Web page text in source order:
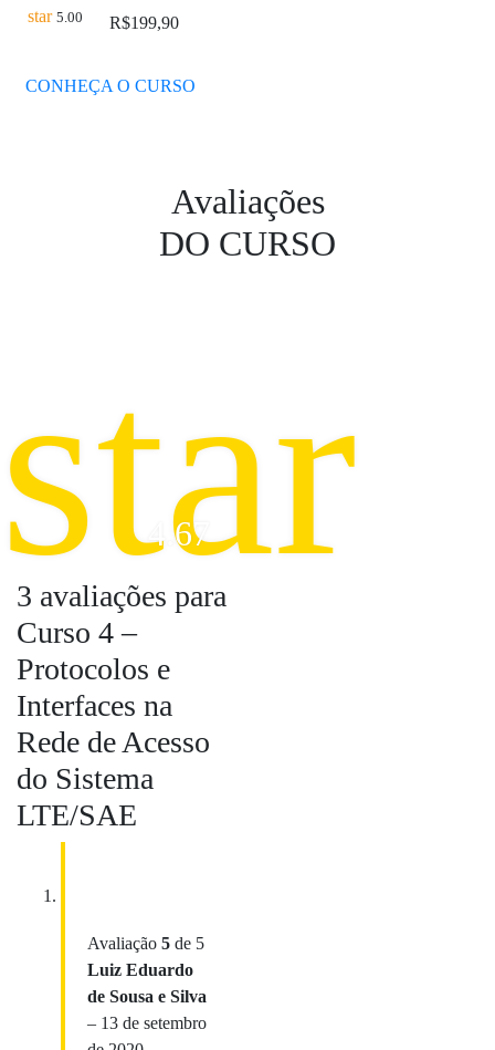
star 5.00 R$199,90
CONHEÇA O CURSO
Avaliações
DO CURSO
star
4.67
3 avaliações para
Curso 4 –
Protocolos e
Interfaces na
Rede de Acesso
do Sistema
LTE/SAE
Avaliação 5 de 5
Luiz Eduardo
de Sousa e Silva
– 13 de setembro